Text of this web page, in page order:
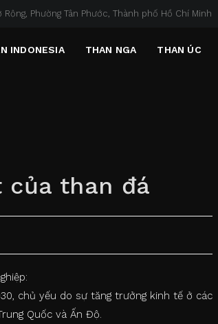
Rộng, Phường Tân Phước, Thành phố Hồ Chí Minh
INDONESIA THAN NGA THAN ÚC
than đá
chủ yếu do sự tăng trưởng kinh tế ở các
Quốc và Ấn Độ.